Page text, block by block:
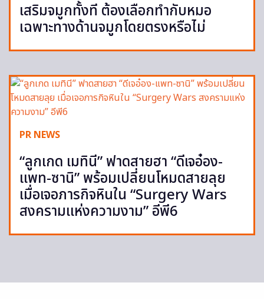
เสริมจมูกทั้งที ต้องเลือกทำกับหมอ
เฉพาะทางด้านจมูกโดยตรงหรือไม่
PR NEWS
“ลูกเกด เมทินี” ฟาดสายฮา “ดีเจอ๋อง-
แพท-ซานิ” พร้อมเปลี่ยนโหมดสายลุย
เมื่อเจอภารกิจหินใน “Surgery Wars
สงครามแห่งความงาม” อีพี6